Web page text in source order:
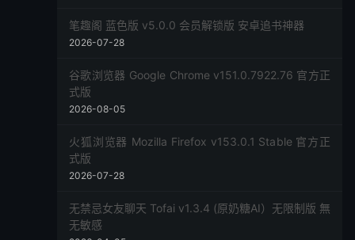
笔趣阁 蓝色版 v5.0.0 会员解锁版 安卓追书神器
2026-07-28
谷歌浏览器 Google Chrome v151.0.7922.76 官方正
式版
2026-08-05
火狐浏览器 Mozilla Firefox v153.0.1 Stable 官方正
式版
2026-07-28
无禁忌女友聊天 Tofai v1.3.4 (原奶糖AI）无限制版 無
无敏感